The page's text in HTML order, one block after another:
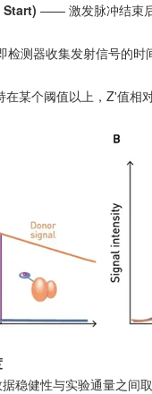
—— 激发脉冲结束
测器收集发射信号的时
某个阈值以上，Z'值相
稳健性与实验通量之